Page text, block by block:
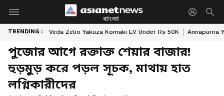
বাংলা
TRENDING : Veda Zelio Yakuza Komaki EV Under Rs 50K Annapurna
পুজোর আগে রক্তাক্ত শেয়ার বাজার!
হুড়মুড় করে পড়ল সূচক, মাথায় হাত
লগ্নিকারীদের